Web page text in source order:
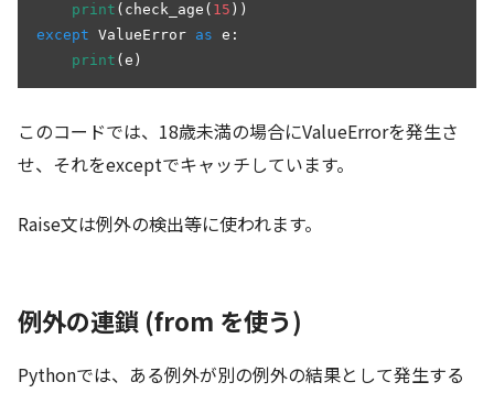
print (check_age( 15
except ValueError as e:
print
このコードでは、18歳未満の場合にValueErrorを発生さ
せ、それをexceptでキャッチしています。
Raise文は例外の検出等に使われます。
例外の連鎖 (from を使う)
Pythonでは、ある例外が別の例外の結果として発生する